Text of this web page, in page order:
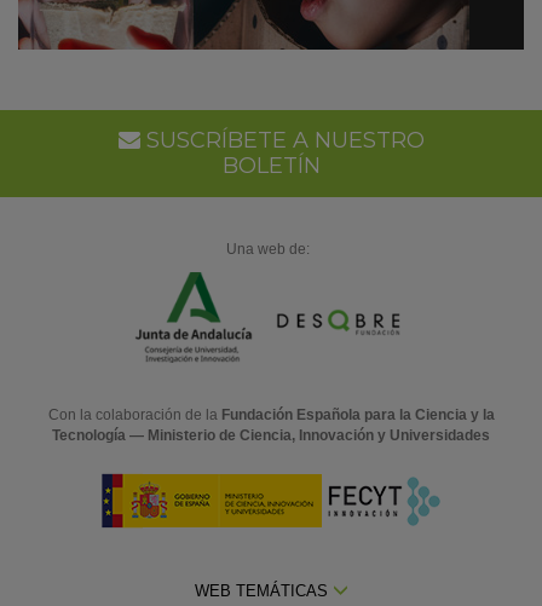
SUSCRÍBETE A NUESTRO
BOLETÍN
Una web de:
Con la colaboración de la Fundación Española para la Ciencia y la
Tecnología — Ministerio de Ciencia, Innovación y Universidades
WEB TEMÁTICAS